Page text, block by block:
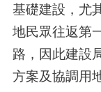
基礎建設，尤
地民眾往返第
路，因此建設
方案及協調用